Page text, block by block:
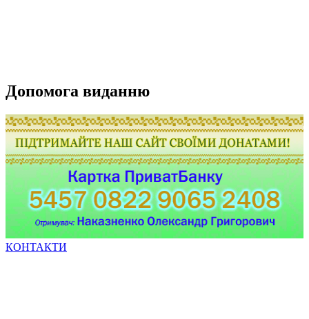
Допомога виданню
КОНТАКТИ